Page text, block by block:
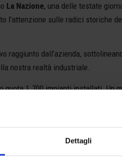
Dettagli
La Nazione, una delle testate
sulle radici storiche
raggiunto dall’azienda,
nostra realtà industriale.
1.700 impianti installati. Un
delle persone. In Arno
grazie alla
serietà e competenza.